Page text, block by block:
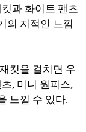
과 화이트 팬츠
의 지적인 느낌
킷을 걸치면 우
, 미니 원피스,
느낄 수 있다.